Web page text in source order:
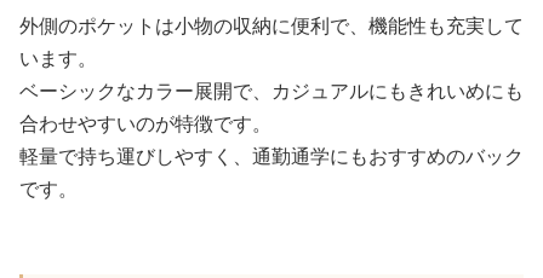
外側のポケットは小物の収納に便利で、機能性も充実して
います。
ベーシックなカラー展開で、カジュアルにもきれいめにも
合わせやすいのが特徴です。
軽量で持ち運びしやすく、通勤通学にもおすすめのバック
です。